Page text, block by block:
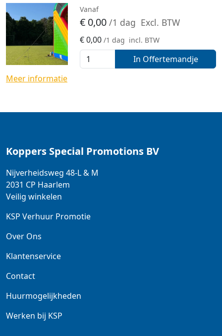
Vanaf
€ 0,00 /1 dag Excl. BTW
€0,00 /1 dag incl. BTW
In Offertemandje
Meer informatie
Koppers Special Promotions BV
Nijverheidsweg 48-L & M
2031 CP Haarlem
Veilig winkelen
KSP Verhuur Promotie
Over Ons
Klantenservice
Contact
Huurmogelijkheden
Werken bij KSP